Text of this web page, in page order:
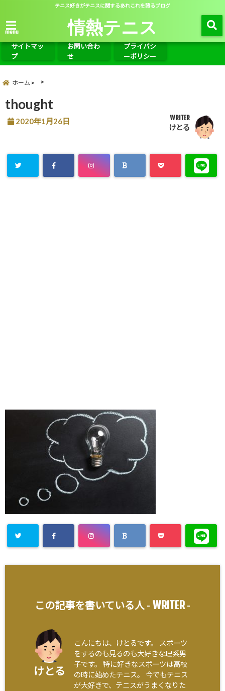
テニス好きがテニスに関するあれこれを語るブログ
menu 情熱テニス
サイトマッ
プ
お問い合わ
せ
プライバシ
ーポリシー
ホーム
thought
2020年1月26日 WRITER
けとる
この記事を書いている人 - WRITER-
けとる
こんにちは、けとるです。 スポーツ
をするのも見るのも大好きな理系男
子です。 特に好きなスポーツは高校
の時に始めたテニス。 今でもテニス
が大好きで、テニスがうまくなりた